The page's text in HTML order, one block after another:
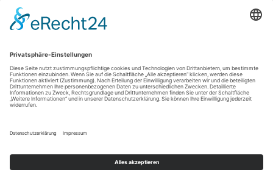
M
D
1
2
3
4 5 6 7 8
9
17
18 19
27 28